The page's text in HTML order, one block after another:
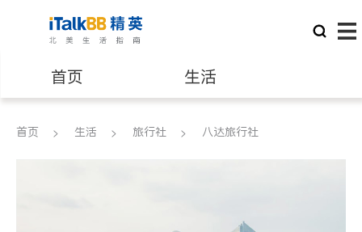
首页 生活
医生 律师
首页 生活 旅行社 八达旅行社